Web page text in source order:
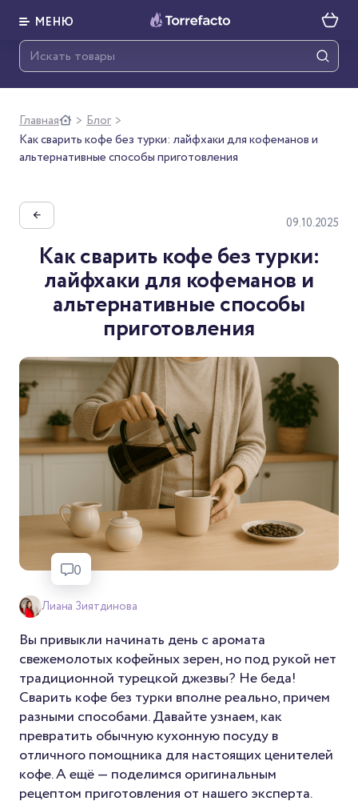
МЕНЮ
Главная > Блог >
Как сварить кофе без турки: лайфхаки для кофеманов и
альтернативные способы приготовления
← 09.10.2025
Как сварить кофе без турки:
лайфхаки для кофеманов и
альтернативные способы
приготовления
0
Лиана Зиятдинова
Вы привыкли начинать день с аромата
свежемолотых кофейных зерен, но под рукой нет
традиционной турецкой джезвы? Не беда!
Сварить кофе без турки вполне реально, причем
разными способами. Давайте узнаем, как
превратить обычную кухонную посуду в
отличного помощника для настоящих ценителей
кофе. А ещё — поделимся оригинальным
рецептом приготовления от нашего эксперта.